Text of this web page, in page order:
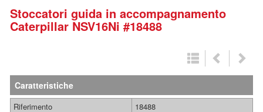
Stoccatori guida in accompagnamento
Caterpillar NSV16Ni #18488
Caratteristiche
Riferimento
18488